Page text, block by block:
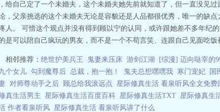
给自己定了一个未婚夫，这个未婚夫她先前就知道了，但一直没见
，父亲挑选的这个未婚夫无论是容貌还是人品都很优秀，唯一的缺
人。 可惜这个观点并没有得到顾以宁的认同，或许跟她差不多年纪
是可以陪自己疯玩的男友，而不是一个不苟言笑、连跟自己见面吃
相邻推荐： 绝世护美兵王 鬼妻来压床 游剑江湖 [综漫] 迈向哒宰的
个女儿 勾到魔尊后 总裁，抱一抱！ 鬼夫总想嘿嘿我 寒门宠妃 国
对师尊动手之后 顾总给我滚远点 星际修真生活 看泉听风全文免费
真生活男主 星际修真生活百度百科 星际修真生活TXT 星际修真生
作者看泉听风 星际修真生活 看泉听风讲了什么